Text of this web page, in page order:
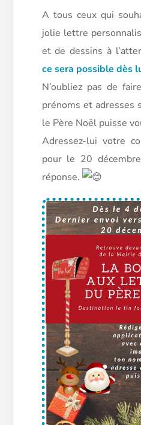
A tous ceux qui
jolie lettre
et de dessins à
ce sera possible dès
N’oubliez pas de
prénoms et adresses
le Père Noël puisse
Adressez-lui votre
pour le 20
réponse.